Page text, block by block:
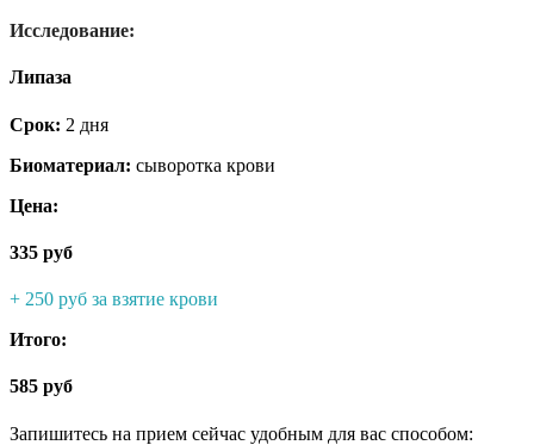
Исследование:
Липаза
Срок: 2 дня
Биоматериал: сыворотка крови
Цена:
335 руб
+ 250 руб за взятие крови
Итого:
585 руб
Запишитесь на прием сейчас удобным для вас способом: